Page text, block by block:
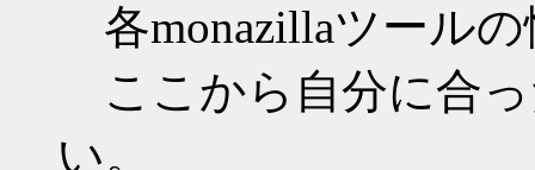
各monazillaツール
ここから自分に合
い。